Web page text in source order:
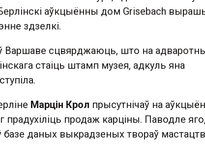
аўкцыённы дом Grisebach
здзелкі.
Варшаве сцвярджаюць, што на
стаіць штамп музея, адкуль яна
Марцін Крол прысутнічаў на
прадухіліць продаж карціны. Паводле яго,
базе даных выкрадзеных твораў